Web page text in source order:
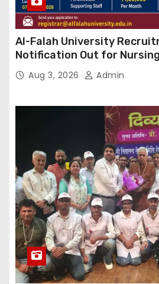
Al-Falah University
Notification Out for
Supporting Staff Posts,
Aug 3, 2026 Admin